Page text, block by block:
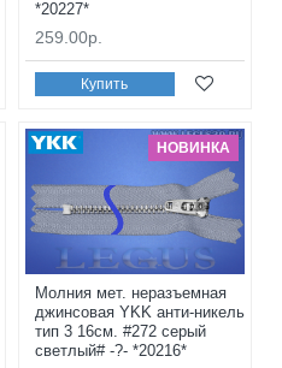
*20227*
259.00р.
Купить
НОВИНКА
Молния мет. неразъемная
джинсовая YKK анти-никель
тип 3 16см. #272 серый
светлый# -?- *20216*